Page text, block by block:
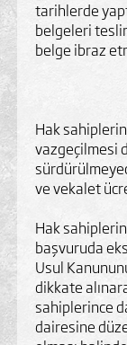
tarihlerde
belgeleri
belge ibraz
Hak
vazgeçilmesi
ve vekalet
Hak
başvuruda
Usul
dikkate
sahiplerince
dairesine